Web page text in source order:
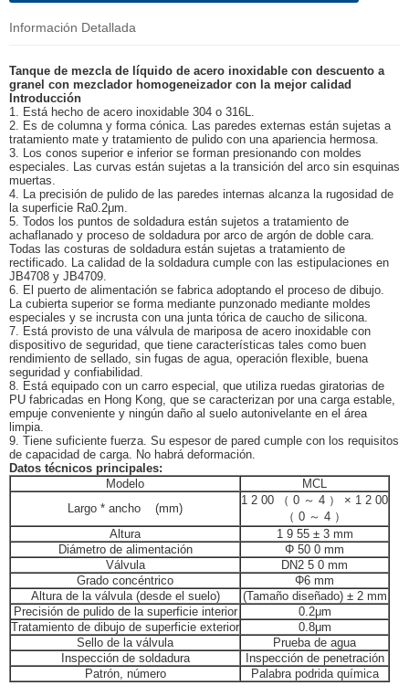
Información Detallada
Tanque de mezcla de líquido de acero inoxidable con descuento a
granel con mezclador homogeneizador con la mejor calidad
Introducción
1. Está hecho de acero inoxidable 304 o 316L.
2. Es de columna y forma cónica. Las paredes externas están sujetas a
tratamiento mate y tratamiento de pulido con una apariencia hermosa.
3. Los conos superior e inferior se forman presionando con moldes
especiales. Las curvas están sujetas a la transición del arco sin esquinas
muertas.
4. La precisión de pulido de las paredes internas alcanza la rugosidad de
la superficie Ra0.2μm.
5. Todos los puntos de soldadura están sujetos a tratamiento de
achaflanado y proceso de soldadura por arco de argón de doble cara.
Todas las costuras de soldadura están sujetas a tratamiento de
rectificado. La calidad de la soldadura cumple con las estipulaciones en
JB4708 y JB4709.
6. El puerto de alimentación se fabrica adoptando el proceso de dibujo.
La cubierta superior se forma mediante punzonado mediante moldes
especiales y se incrusta con una junta tórica de caucho de silicona.
7. Está provisto de una válvula de mariposa de acero inoxidable con
dispositivo de seguridad, que tiene características tales como buen
rendimiento de sellado, sin fugas de agua, operación flexible, buena
seguridad y confiabilidad.
8. Está equipado con un carro especial, que utiliza ruedas giratorias de
PU fabricadas en Hong Kong, que se caracterizan por una carga estable,
empuje conveniente y ningún daño al suelo autonivelante en el área
limpia.
9. Tiene suficiente fuerza. Su espesor de pared cumple con los requisitos
de capacidad de carga. No habrá deformación.
Datos técnicos principales:
Modelo
MCL
Largo * ancho
(mm)
1 2 00 （ 0 ～ 4 ） × 1 2 00
（ 0 ～ 4 ）
Altura
1 9 55 ± 3 mm
Diámetro de alimentación
Φ 50 0 mm
Válvula
DN2 5 0 mm
Grado concéntrico
Φ6 mm
Altura de la válvula (desde el suelo)
(Tamaño diseñado) ± 2 mm
Precisión de pulido de la superficie interior
0.2μm
Tratamiento de dibujo de superficie exterior
0.8μm
Sello de la válvula
Prueba de agua
Inspección de soldadura
Inspección de penetración
Patrón, número
Palabra podrida química